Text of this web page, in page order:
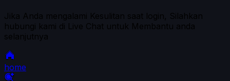
Jika Anda mengalami Kesulitan saat login, Silahkan
hubungi kami di Live Chat untuk Membantu anda
selanjutnya
home